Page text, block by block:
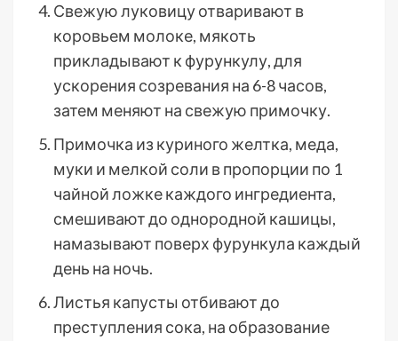
Свежую луковицу отваривают в
коровьем молоке, мякоть
прикладывают к фурункулу, для
ускорения созревания на 6-8 часов,
затем меняют на свежую примочку.
Примочка из куриного желтка, меда,
муки и мелкой соли в пропорции по 1
чайной ложке каждого ингредиента,
смешивают до однородной кашицы,
намазывают поверх фурункула каждый
день на ночь.
Листья капусты отбивают до
преступления сока, на образование